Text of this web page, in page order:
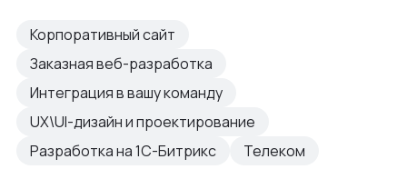
Корпоративный сайт
Заказная веб-разработка
Интеграция в вашу команду
UX\UI-дизайн и проектирование
Разработка на 1С-Битрикс
Телеком